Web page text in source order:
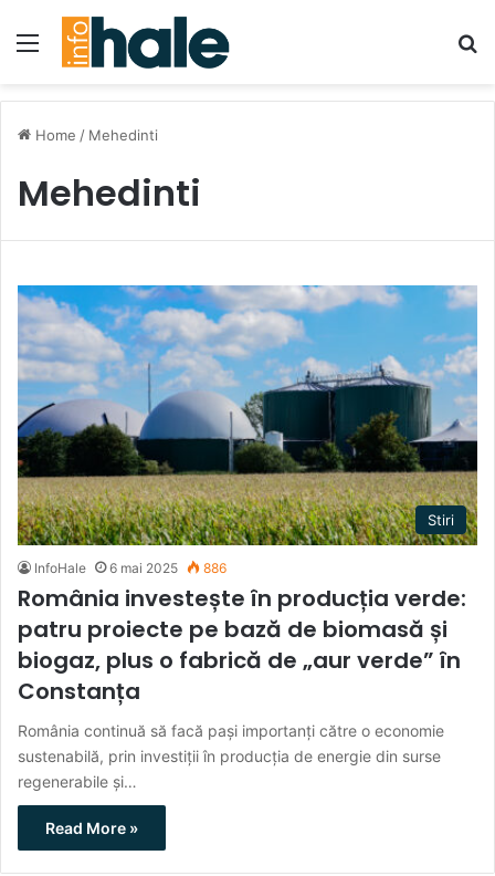
Menu
Home / Mehedinti
Mehedinti
Stiri
InfoHale 6 mai 2025 886
România investește în producția verde:
patru proiecte pe bază de biomasă și
biogaz, plus o fabrică de „aur verde” în
Constanța
România continuă să facă pași importanți către o economie
sustenabilă, prin investiții în producția de energie din surse
regenerabile și…
Read More »